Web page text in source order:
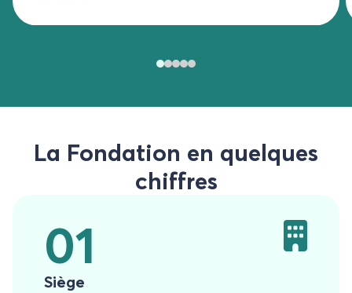
La Fondation en quelques
chiffres
01
Siège